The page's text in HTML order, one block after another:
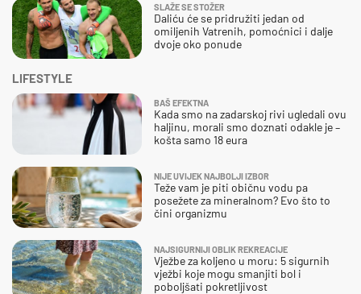
SLAŽE SE STOŽER
Daliću će se pridružiti jedan od
omiljenih Vatrenih, pomoćnici i dalje
dvoje oko ponude
LIFESTYLE
BAŠ EFEKTNA
Kada smo na zadarskoj rivi ugledali ovu
haljinu, morali smo doznati odakle je –
košta samo 18 eura
NIJE UVIJEK NAJBOLJI IZBOR
Teže vam je piti običnu vodu pa
posežete za mineralnom? Evo što to
čini organizmu
NAJSIGURNIJI OBLIK REKREACIJE
Vježbe za koljeno u moru: 5 sigurnih
vježbi koje mogu smanjiti bol i
poboljšati pokretljivost